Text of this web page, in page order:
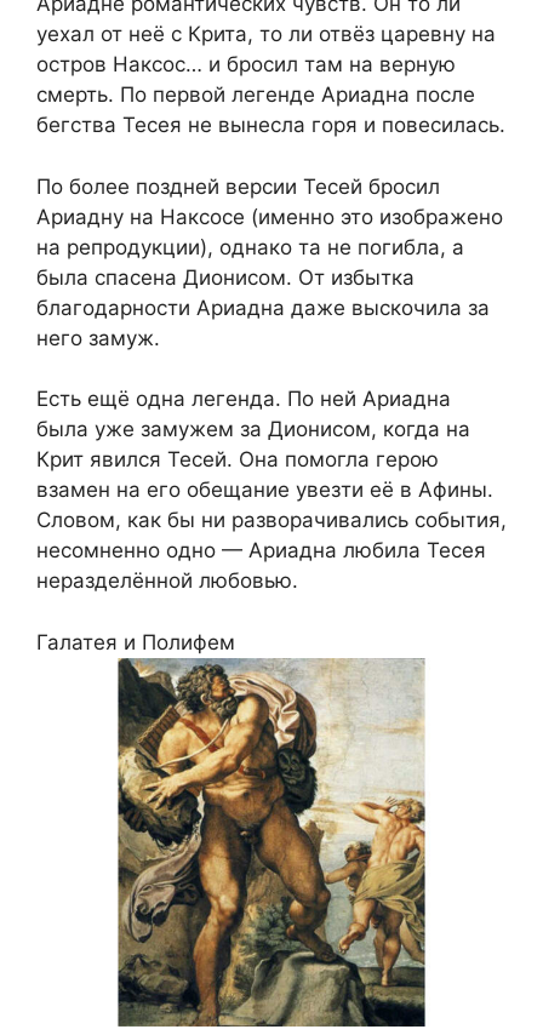
уехал от неё с Крита, то ли отвёз царевну на
остров Наксос… и бросил там на верную
смерть. По первой легенде Ариадна после
бегства Тесея не вынесла горя и повесилась.
По более поздней версии Тесей бросил
Ариадну на Наксосе (именно это изображено
на репродукции), однако та не погибла, а
была спасена Дионисом. От избытка
благодарности Ариадна даже выскочила за
него замуж.
Есть ещё одна легенда. По ней Ариадна
была уже замужем за Дионисом, когда на
Крит явился Тесей. Она помогла герою
взамен на его обещание увезти её в Афины.
Словом, как бы ни разворачивались события,
несомненно одно — Ариадна любила Тесея
неразделённой любовью.
Галатея и Полифем